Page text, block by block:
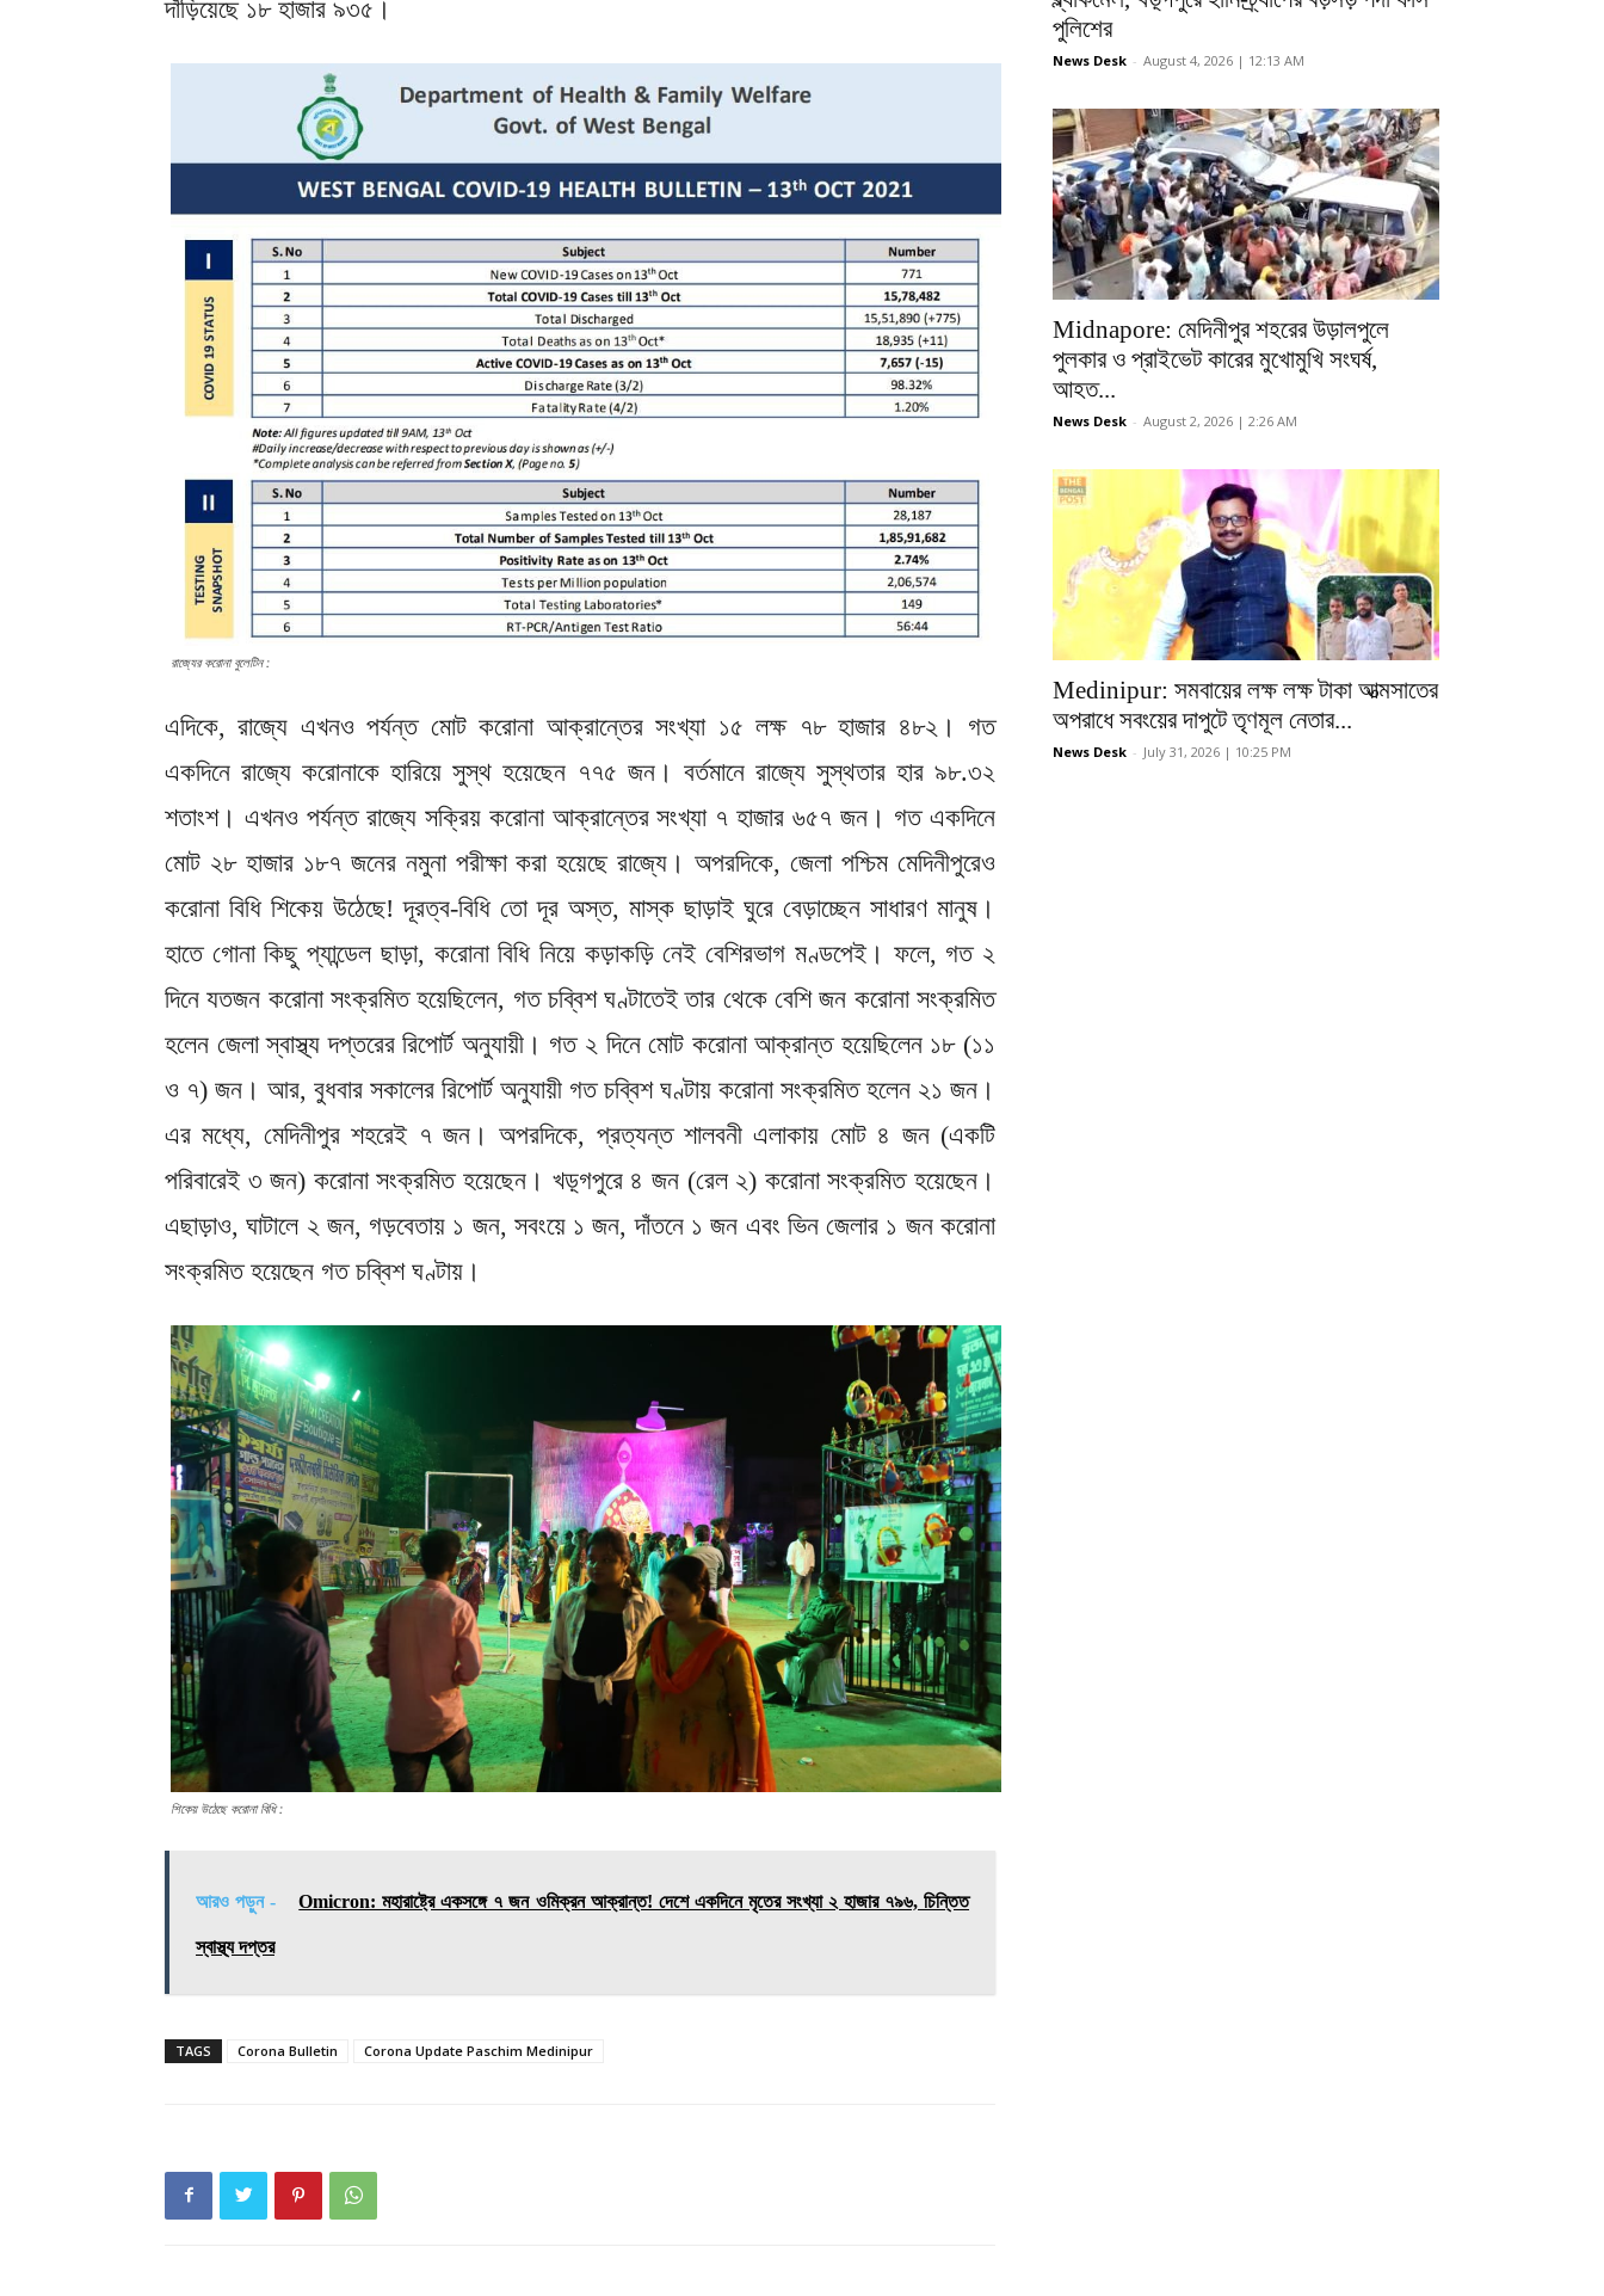
দাঁড়িয়েছে ১৮ হাজার ৯৩৫।
রাজ্যের করোনা বুলেটিন :
এদিকে, রাজ্যে এখনও পর্যন্ত মোট করোনা আক্রান্তের সংখ্যা ১৫ লক্ষ ৭৮ হাজার ৪৮২। গত
একদিনে রাজ্যে করোনাকে হারিয়ে সুস্থ হয়েছেন ৭৭৫ জন। বর্তমানে রাজ্যে সুস্থতার হার ৯৮.৩২
শতাংশ। এখনও পর্যন্ত রাজ্যে সক্রিয় করোনা আক্রান্তের সংখ্যা ৭ হাজার ৬৫৭ জন। গত একদিনে
মোট ২৮ হাজার ১৮৭ জনের নমুনা পরীক্ষা করা হয়েছে রাজ্যে। অপরদিকে, জেলা পশ্চিম মেদিনীপুরেও
করোনা বিধি শিকেয় উঠেছে! দূরত্ব-বিধি তো দূর অস্ত, মাস্ক ছাড়াই ঘুরে বেড়াচ্ছেন সাধারণ মানুষ।
হাতে গোনা কিছু প্যান্ডেল ছাড়া, করোনা বিধি নিয়ে কড়াকড়ি নেই বেশিরভাগ মণ্ডপেই। ফলে, গত ২
দিনে যতজন করোনা সংক্রমিত হয়েছিলেন, গত চব্বিশ ঘণ্টাতেই তার থেকে বেশি জন করোনা সংক্রমিত
হলেন জেলা স্বাস্থ্য দপ্তরের রিপোর্ট অনুযায়ী। গত ২ দিনে মোট করোনা আক্রান্ত হয়েছিলেন ১৮ (১১
ও ৭) জন। আর, বুধবার সকালের রিপোর্ট অনুযায়ী গত চব্বিশ ঘণ্টায় করোনা সংক্রমিত হলেন ২১ জন।
এর মধ্যে, মেদিনীপুর শহরেই ৭ জন। অপরদিকে, প্রত্যন্ত শালবনী এলাকায় মোট ৪ জন (একটি
পরিবারেই ৩ জন) করোনা সংক্রমিত হয়েছেন। খড়্গপুরে ৪ জন (রেল ২) করোনা সংক্রমিত হয়েছেন।
এছাড়াও, ঘাটালে ২ জন, গড়বেতায় ১ জন, সবংয়ে ১ জন, দাঁতনে ১ জন এবং ভিন জেলার ১ জন করোনা
সংক্রমিত হয়েছেন গত চব্বিশ ঘণ্টায়।
শিকেয় উঠেছে করোনা বিধি :
আরও পড়ুন - Omicron: মহারাষ্ট্রে একসঙ্গে ৭ জন ওমিক্রন আক্রান্ত! দেশে একদিনে মৃতের সংখ্যা ২ হাজার ৭৯৬, চিন্তিত
স্বাস্থ্য দপ্তর
TAGS Corona Bulletin Corona Update Paschim Medinipur
পুলিশের
News Desk - August 4, 2026 | 12:13 AM
Midnapore: মেদিনীপুর শহরের উড়ালপুলে
পুলকার ও প্রাইভেট কারের মুখোমুখি সংঘর্ষ,
আহত...
News Desk - August 2, 2026 | 2:26 AM
Medinipur: সমবায়ের লক্ষ লক্ষ টাকা আত্মসাতের
অপরাধে সবংয়ের দাপুটে তৃণমূল নেতার...
News Desk - July 31, 2026 | 10:25 PM